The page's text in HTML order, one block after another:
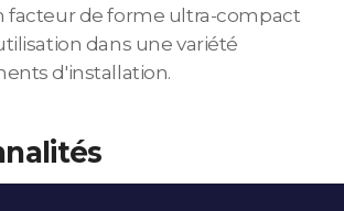
facteur de forme ultra-compact
dans une variété
d'installation.